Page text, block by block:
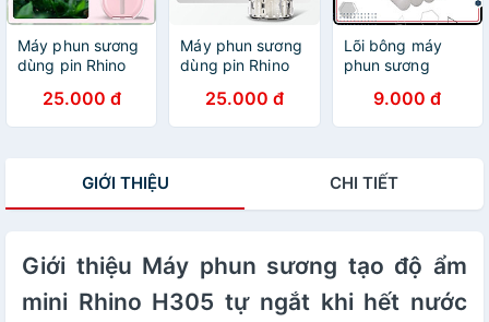
Máy phun sương
dùng pin Rhino
1200 mAh, 5 chế
độ, nhỏ gọn, tích
25.000 đ
Máy phun sương
dùng pin Rhino
1200 mAh, 5 chế
độ, nhỏ gọn, tích
25.000 đ
Lõi bông máy
phun sương
gắn kèm lò xo -
Hàng chính hãng
9.000 đ
GIỚI THIỆU CHI TIẾT
Giới thiệu Máy phun sương tạo độ ẩm
mini Rhino H305 tự ngắt khi hết nước